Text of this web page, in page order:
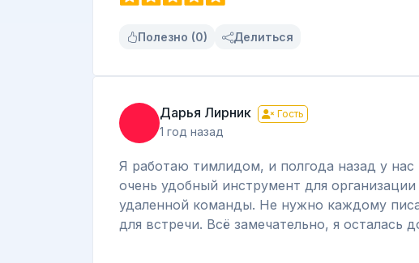
Полезно (0) Делиться
Дарья Лирник Гость
1 год назад
Я работаю тимлидом, и полгода назад у
очень удобный инструмент для
удаленной команды. Не нужно каждому
для встречи. Всё замечательно, я осталась